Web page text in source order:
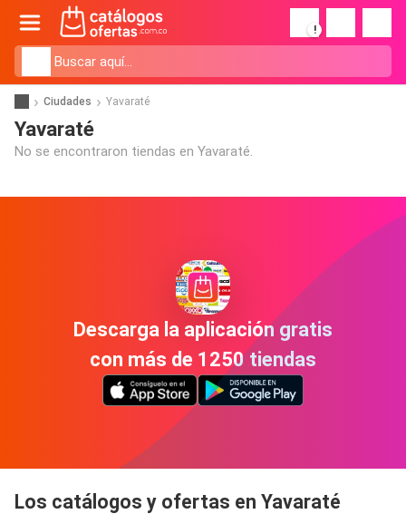
!
Ciudades Yavaraté
Yavaraté
No se encontraron tiendas en Yavaraté.
Descarga la aplicación gratis
con más de 1250 tiendas
Los catálogos y ofertas en Yavaraté